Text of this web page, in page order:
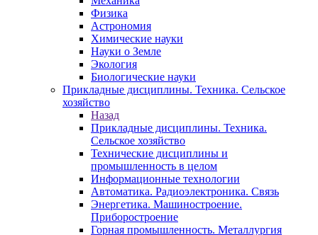
Физика
Астрономия
Химические науки
Науки о Земле
Экология
Биологические науки
Прикладные дисциплины. Техника. Сельское
хозяйство
Назад
Прикладные дисциплины. Техника.
Сельское хозяйство
Технические дисциплины и
промышленность в целом
Информационные технологии
Автоматика. Радиоэлектроника. Связь
Энергетика. Машиностроение.
Приборостроение
Горная промышленность. Металлургия